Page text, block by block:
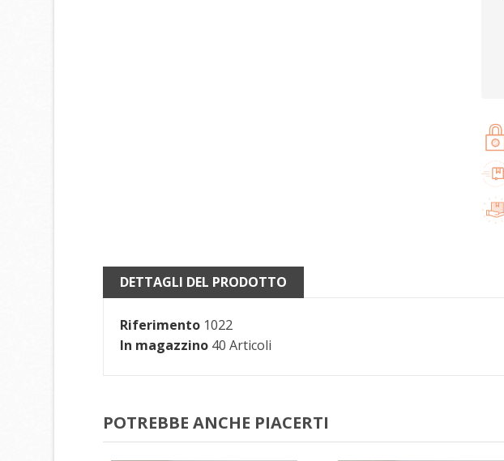
DETTAGLI DEL PRODOTTO
Riferimento 1022
In magazzino 40 Articoli
POTREBBE ANCHE PIACERTI